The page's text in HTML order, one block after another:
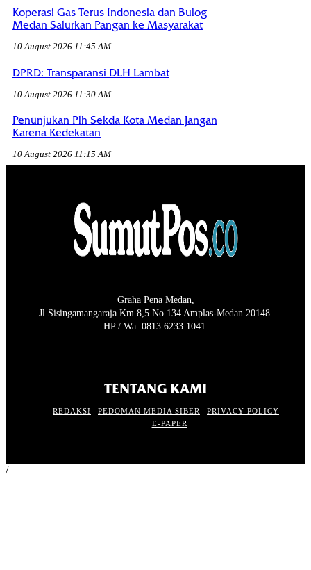
Koperasi Gas Terus Indonesia dan Bulog
Medan Salurkan Pangan ke Masyarakat
10 August 2026 11:45 AM
DPRD: Transparansi DLH Lambat
10 August 2026 11:30 AM
Penunjukan Plh Sekda Kota Medan Jangan
Karena Kedekatan
10 August 2026 11:15 AM
Graha Pena Medan,
Jl Sisingamangaraja Km 8,5 No 134 Amplas-Medan 20148.
HP / Wa: 0813 6233 1041.
TENTANG KAMI
REDAKSI PEDOMAN MEDIA SIBER
PRIVACY POLICY
E-PAPER
/